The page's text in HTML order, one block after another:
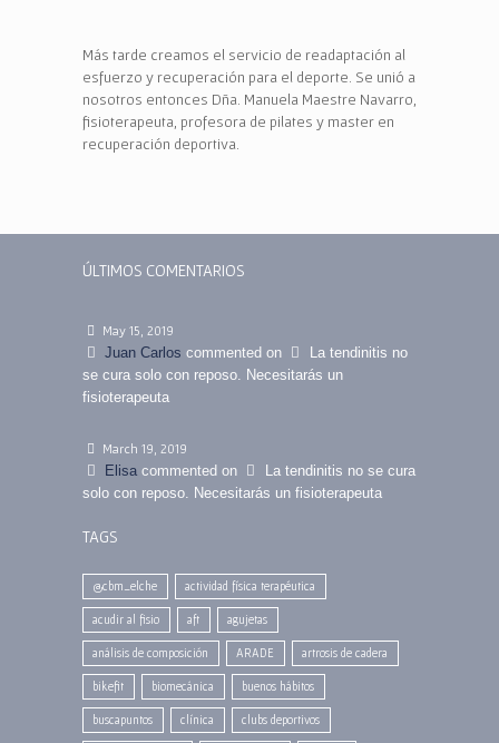
Más tarde creamos el servicio de readaptación al
esfuerzo y recuperación para el deporte. Se unió a
nosotros entonces Dña. Manuela Maestre Navarro,
fisioterapeuta, profesora de pilates y master en
recuperación deportiva.
ÚLTIMOS COMENTARIOS
May 15, 2019
Juan Carlos commented on
La tendinitis no
se cura solo con reposo. Necesitarás un
fisioterapeuta
March 19, 2019
Elisa commented on
La tendinitis no se cura
solo con reposo. Necesitarás un fisioterapeuta
TAGS
@cbm_elche actividad física terapéutica
acudir al fisio aft agujetas
análisis de composición ARADE artrosis de cadera
bikefit biomecánica buenos hábitos
buscapuntos clínica clubs deportivos